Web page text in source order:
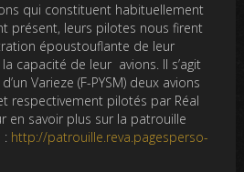
qui constituent habituellement
présent, leurs pilotes nous firent
époustouflante de leur
capacité de leur avions. Il s’agit
Varieze (F-PYSM) deux avions
respectivement pilotés par Réal
en savoir plus sur la patrouille
: http://patrouille.reva.pagesperso-